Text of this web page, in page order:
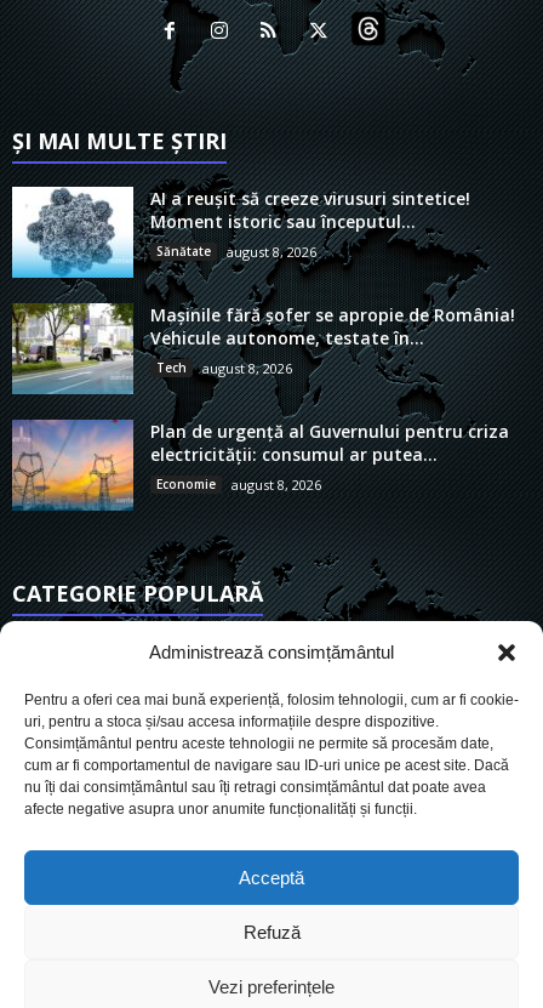
Administrează consimțământul
Pentru a oferi cea mai bună experiență, folosim tehnologii, cum ar fi cookie-
uri, pentru a stoca și/sau accesa informațiile despre dispozitive.
Consimțământul pentru aceste tehnologii ne permite să procesăm date,
cum ar fi comportamentul de navigare sau ID-uri unice pe acest site. Dacă
nu îți dai consimțământul sau îți retragi consimțământul dat poate avea
afecte negative asupra unor anumite funcționalități și funcții.
Acceptă
Refuză
Vezi preferințele
ȘI MAI MULTE ȘTIRI
AI a reușit să creeze virusuri sintetice!
Moment istoric sau începutul...
Sănătate august 8, 2026
Mașinile fără șofer se apropie de România!
Vehicule autonome, testate în...
Tech august 8, 2026
Plan de urgență al Guvernului pentru criza
electricității: consumul ar putea...
Economie august 8, 2026
CATEGORIE POPULARĂ
6915
Social
Politic
Economie
562
Despre Noi Termeni si conditii